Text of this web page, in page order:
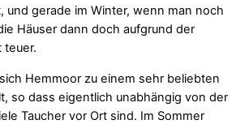
und gerade im Winter, wenn man noch
Häuser dann doch aufgrund der
teuer.
Hemmoor zu einem sehr beliebten
so dass eigentlich unabhängig von der
Taucher vor Ort sind. Im Sommer